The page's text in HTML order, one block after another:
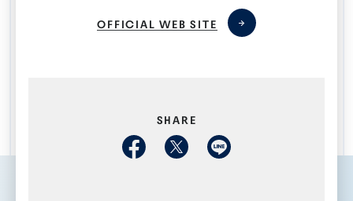
OFFICIAL WEB SITE
SHARE